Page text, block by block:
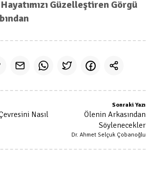
Güzelleştiren Görgü
Nasıl
Sonraki Yazı
Ölenin Arkasından
Söylenecekler
Dr. Ahmet Selçuk Çobanoğlu